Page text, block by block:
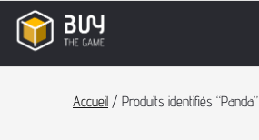
Accueil / Produits identifiés “Panda”